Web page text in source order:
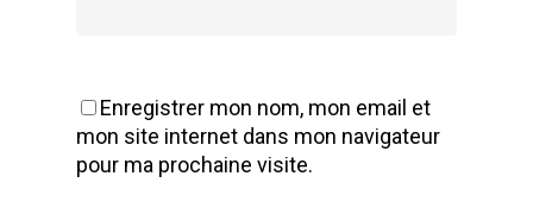
Enregistrer mon nom, mon email et
mon site internet dans mon navigateur
pour ma prochaine visite.